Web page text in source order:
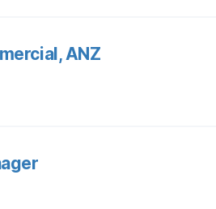
ANZ